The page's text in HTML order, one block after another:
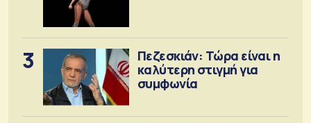
3
Πεζεσκιάν: Τώρα είναι η
καλύτερη στιγμή για
συμφωνία